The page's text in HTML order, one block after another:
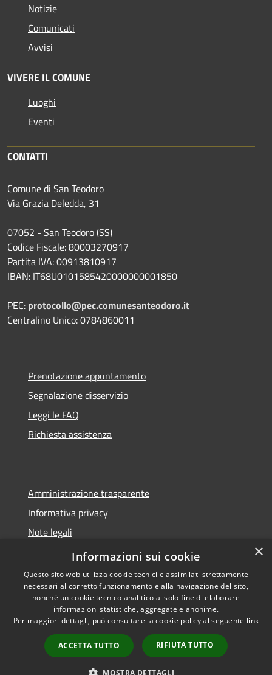
Notizie
Comunicati
Avvisi
VIVERE IL COMUNE
Luoghi
Eventi
CONTATTI
Comune di San Teodoro
Via Grazia Deledda, 31
07052 - San Teodoro (SS)
Codice Fiscale: 80003270917
Partita IVA: 00913810917
IBAN: IT68U0101585420000000001850
PEC: protocollo@pec.comunesanteodoro.it
Centralino Unico: 0784860011
Prenotazione appuntamento
Segnalazione disservizio
Leggi le FAQ
Richiesta assistenza
Amministrazione trasparente
Informativa privacy
Note legali
Dichiarazione di accessibilità
Accessibilità
Copyright © 2026 • Comune di
San Teodoro • Powered by
Municipium•
Accesso
redazione
×
Informazioni sui cookie
Questo sito web utilizza cookie tecnici e assimilati strettamente
necessari al corretto funzionamento e alla navigazione del sito,
nonché un cookie tecnico analitico al solo fine di elaborare
informazioni statistiche, aggregate e anonime.
Per maggiori dettagli, può consultare la cookie policy al seguente link
ACCETTA TUTTO RIFIUTA TUTTO
MOSTRA DETTAGLI